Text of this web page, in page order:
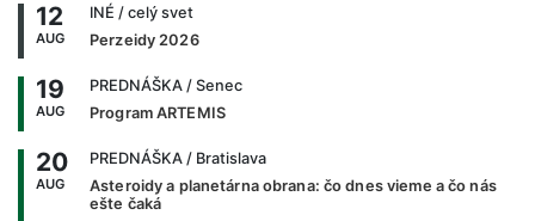
12
AUG
INÉ / celý svet
Perzeidy 2026
19
AUG
PREDNÁŠKA / Senec
Program ARTEMIS
20
AUG
PREDNÁŠKA / Bratislava
Asteroidy a planetárna obrana: čo dnes vieme a čo nás
ešte čaká